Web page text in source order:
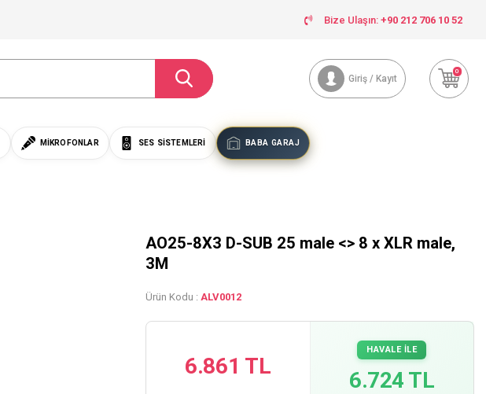
Bize Ulaşın: +90 212 706 10 52
Giriş / Kayıt
0
MIKROFONLAR SES SISTEMLERI BABA GARAJ
AO25-8X3 D-SUB 25 male <> 8 x XLR male,
3M
Ürün Kodu : ALV0012
6.861 TL
HAVALE İLE
6.724 TL